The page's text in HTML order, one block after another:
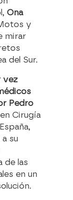
Ona
y
mirar
del Sur.
vez
Pedro
Cirugía
su
de las
en un